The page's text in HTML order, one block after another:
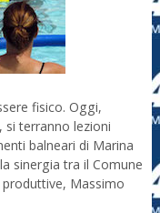
fisico. Oggi,
si terranno lezioni
balneari di Marina
sinergia tra il Comune
produttive, Massimo